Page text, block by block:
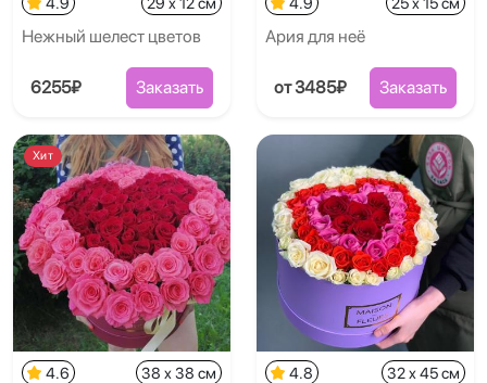
Нежный шелест цветов
6255₽ Заказать
Ария для неё
от 3485₽ Заказать
Хит
4.6 38 x 38 см 4.8 32 x 45 см